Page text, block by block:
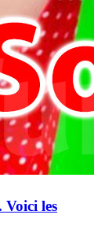
Voici les